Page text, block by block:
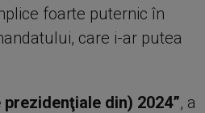
foarte puternic în
care i-ar putea
din) 2024”, a